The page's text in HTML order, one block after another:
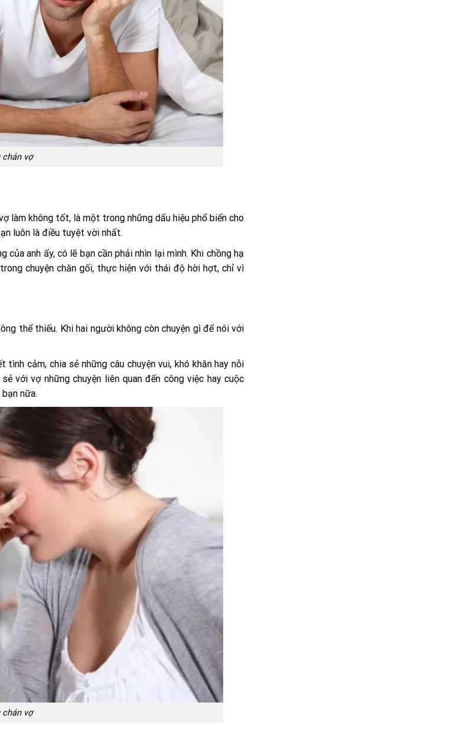
chán vợ
làm không tốt, là một trong những dấu hiệu phổ biến cho
luôn là điều tuyệt vời nhất.
của anh ấy, có lẽ bạn cần phải nhìn lại mình. Khi chồng hạ
chuyện chăn gối, thực hiện với thái độ hời hợt, chỉ vì
thể thiếu. Khi hai người không còn chuyện gì để nói với
cảm, chia sẻ những câu chuyện vui, khó khăn hay nỗi
với vợ những chuyện liên quan đến công việc hay cuộc
nữa.
chán vợ